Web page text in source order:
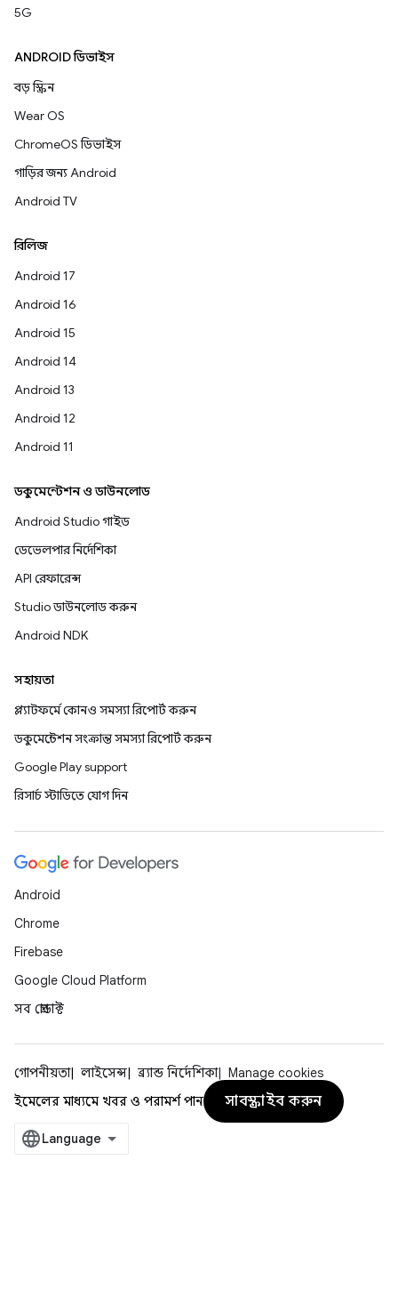
5G
ANDROID ডিভাইস
বড় স্ক্রিন
Wear OS
ChromeOS ডিভাইস
গাড়ির জন্য Android
Android TV
রিলিজ
Android 17
Android 16
Android 15
Android 14
Android 13
Android 12
Android 11
ডকুমেন্টেশন ও ডাউনলোড
Android Studio গাইড
ডেভেলপার নির্দেশিকা
API রেফারেন্স
Studio ডাউনলোড করুন
Android NDK
সহায়তা
প্ল্যাটফর্মে কোনও সমস্যা রিপোর্ট করুন
ডকুমেন্টেশন সংক্রান্ত সমস্যা রিপোর্ট করুন
Google Play support
রিসার্চ স্টাডিতে যোগ দিন
Android
Chrome
Firebase
Google Cloud Platform
সব প্রোডাক্ট
গোপনীয়তা লাইসেন্স ব্র্যান্ড নির্দেশিকা
Manage cookies
ইমেলের মাধ্যমে খবর ও পরামর্শ পান
সাবস্ক্রাইব করুন